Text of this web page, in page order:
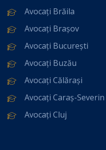
Avocați Brăila
Avocați Brașov
Avocați București
Avocați Buzău
Avocați Călărași
Avocați Caraș-Severin
Avocați Cluj